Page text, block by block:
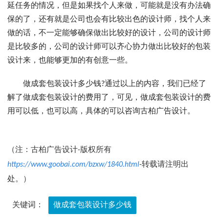
延任务的情况，但是如果找个人来做，可能就是没有办法确
保的了，还有就是公司也会有比较出色的设计师，找个人来
做的话，不一定能够确保做出比较好的设计，公司的设计师
是比较多的，公司的设计师可以齐心协力做出比较好的包装
设计来，也能够更加的有创意一些。
做成套包装设计多少钱?通过以上的内容，我们已经了
解了做成套包装设计的费用了，可见，做成套包装设计的费
用可以低，也可以高，具体的可以咨询古柏广告设计。
（注：古柏广告设计-版权所有
https://www.goobai.com/bzxw/1840.html-转载请注明出
处。）
关键词： 做成套包装设计多少钱